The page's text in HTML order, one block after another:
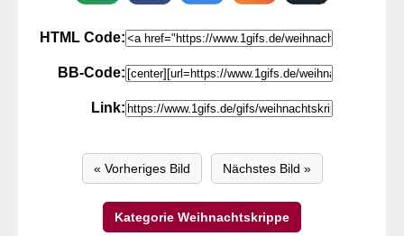
HTML Code:
BB-Code:
Link:
« Vorheriges Bild Nächstes Bild »
Kategorie Weihnachtskrippe